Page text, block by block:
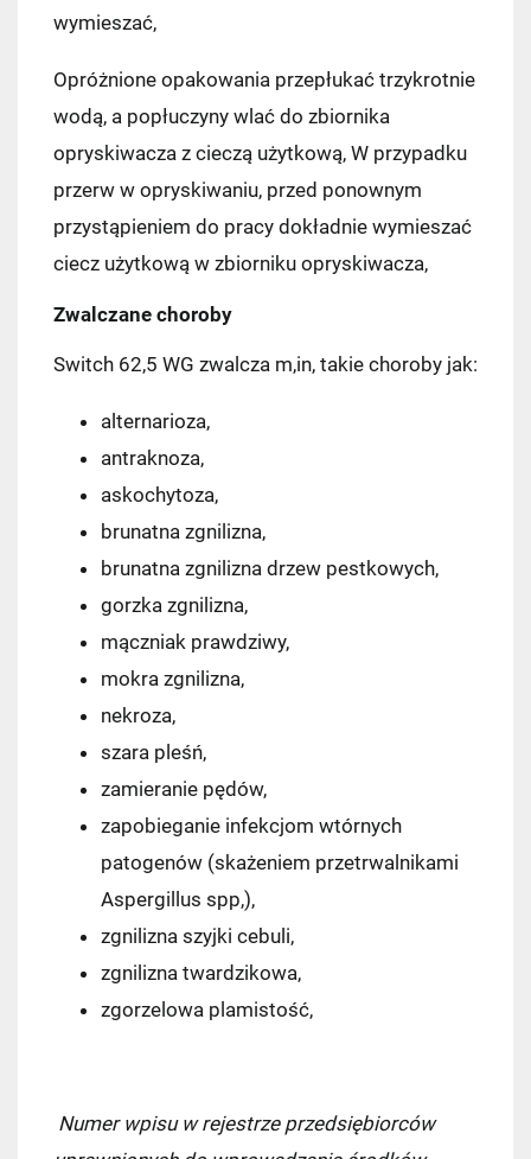
wymieszać,
Opróżnione opakowania przepłukać trzykrotnie
wodą, a popłuczyny wlać do zbiornika
opryskiwacza z cieczą użytkową, W przypadku
przerw w opryskiwaniu, przed ponownym
przystąpieniem do pracy dokładnie wymieszać
ciecz użytkową w zbiorniku opryskiwacza,
Zwalczane choroby
Switch 62,5 WG zwalcza m,in, takie choroby jak:
alternarioza,
antraknoza,
askochytoza,
brunatna zgnilizna,
brunatna zgnilizna drzew pestkowych,
gorzka zgnilizna,
mączniak prawdziwy,
mokra zgnilizna,
nekroza,
szara pleśń,
zamieranie pędów,
zapobieganie infekcjom wtórnych
patogenów (skażeniem przetrwalnikami
Aspergillus spp,),
zgnilizna szyjki cebuli,
zgnilizna twardzikowa,
zgorzelowa plamistość,
Numer wpisu w rejestrze przedsiębiorców